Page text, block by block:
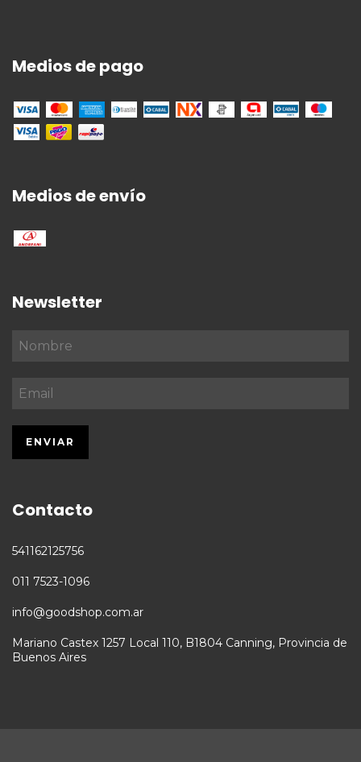
Medios de pago
Medios de envío
Newsletter
Contacto
541162125756
011 7523-1096
info@goodshop.com.ar
Mariano Castex 1257 Local 110, B1804 Canning, Provincia de
Buenos Aires